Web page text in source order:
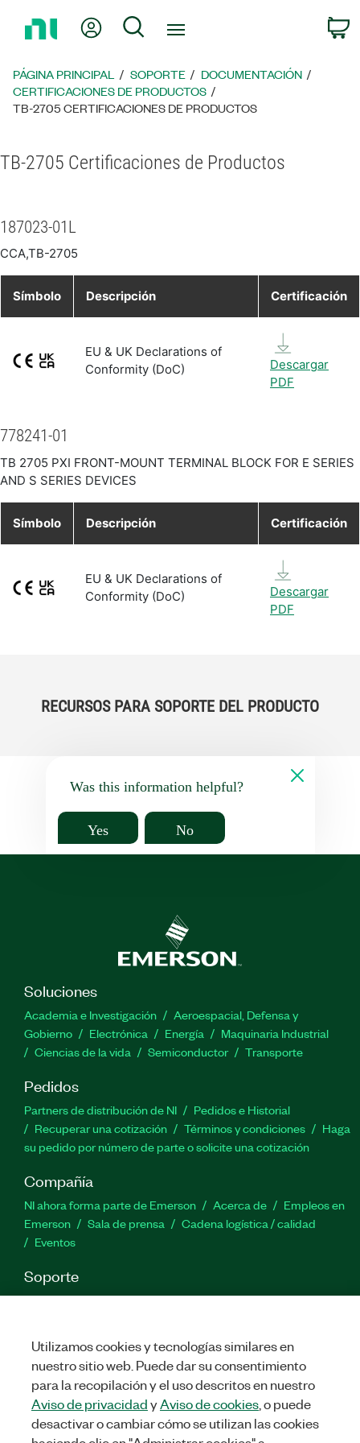
página
principal
Mi cuentaBúsqueda
PÁGINA PRINCIPAL SOPORTE
DOCUMENTACIÓN
CERTIFICACIONES DE PRODUCTOS
TB-2705 CERTIFICACIONES DE PRODUCTOS
TB-2705 Certificaciones de Productos
187023-01L
CCA,TB-2705
Símbolo Descripción Certificación
EU & UK Declarations of
Conformity (DoC)
Descargar
PDF
778241-01
TB 2705 PXI FRONT-MOUNT TERMINAL BLOCK FOR E SERIES
AND S SERIES DEVICES
Símbolo Descripción Certificación
EU & UK Declarations of
Conformity (DoC)
Descargar
PDF
RECURSOS PARA SOPORTE DEL PRODUCTO
Was this information helpful?
Yes No
Soluciones
Academia e Investigación
Aeroespacial, Defensa y
Gobierno
Electrónica Energía
Maquinaria Industrial
Ciencias de la vida
Semiconductor Transporte
Pedidos
Partners de distribución de NI
Pedidos e Historial
Recuperar una cotización
Términos y condiciones
Haga
su pedido por número de parte o solicite una cotización
Compañía
NI ahora forma parte de Emerson Acerca de
Empleos en
Emerson
Sala de prensa
Cadena logística / calidad
Eventos
Soporte
Descargas Documentación de productos
Foros de
TwitterFacebook
LinkedIn
Utilizamos cookies y tecnologías similares en
nuestro sitio web. Puede dar su consentimiento
para la recopilación y el uso descritos en nuestro
Aviso de privacidadyAviso de cookies, o puede
desactivar o cambiar cómo se utilizan las cookies